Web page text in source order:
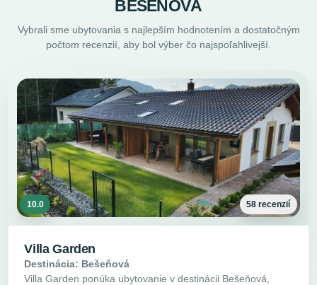
BEŠEŇOVÁ
Vybrali sme ubytovania s najlepším hodnotením a dostatočným
počtom recenzií, aby bol výber čo najspoľahlivejší.
10.0 58 recenzií
Villa Garden
Destinácia: Bešeňová
Villa Garden ponúka ubytovanie v destinácii Bešeňová,